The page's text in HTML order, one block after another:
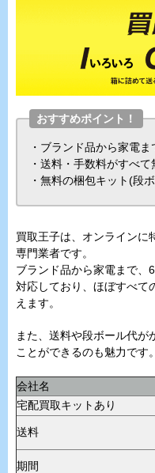
おすすめポイント！
・ブランド品から家電
・送料・手数料がすべて
・無料の梱包キット(段
買取王子は、オンラインに
専門業者です。
ブランド品から家電まで、
対応しており、ほぼすべて
えます。
また、送料や段ボール代が
ことができるのも魅力です。
会社名
宅配買取キットあり
送料
期間